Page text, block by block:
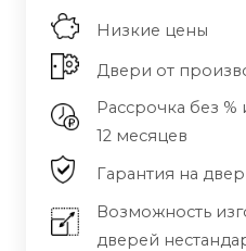
Низкие цены
Двери от
Рассрочка без %
12 месяцев
Гарантия на
Возможность
дверей